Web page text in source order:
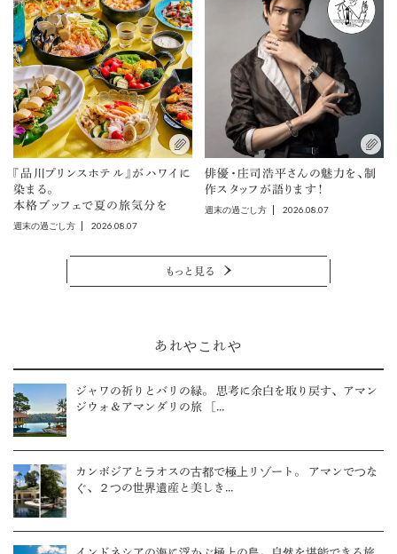
『品川プリンスホテル』がハワイに
染まる。
本格ブッフェで夏の旅気分を
週末の過ごし方 2026.08.07
俳優・庄司浩平さんの魅力を、制
作スタッフが語ります！
週末の過ごし方 2026.08.07
もっと見る
あれやこれや
ジャワの祈りとバリの緑。 思考に余白を取り戻す、アマン
ジウォ＆アマンダリの旅 ［...
カンボジアとラオスの古都で極上リゾート。 アマンでつな
ぐ、２つの世界遺産と美しき...